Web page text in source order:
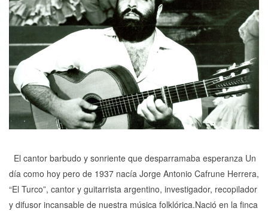
El cantor barbudo y sonriente que desparramaba esperanza Un
día como hoy pero de 1937 nacía Jorge Antonio Cafrune Herrera,
“El Turco”, cantor y guitarrista argentino, investigador, recopilador
y difusor incansable de nuestra música folklórica.Nació en la finca